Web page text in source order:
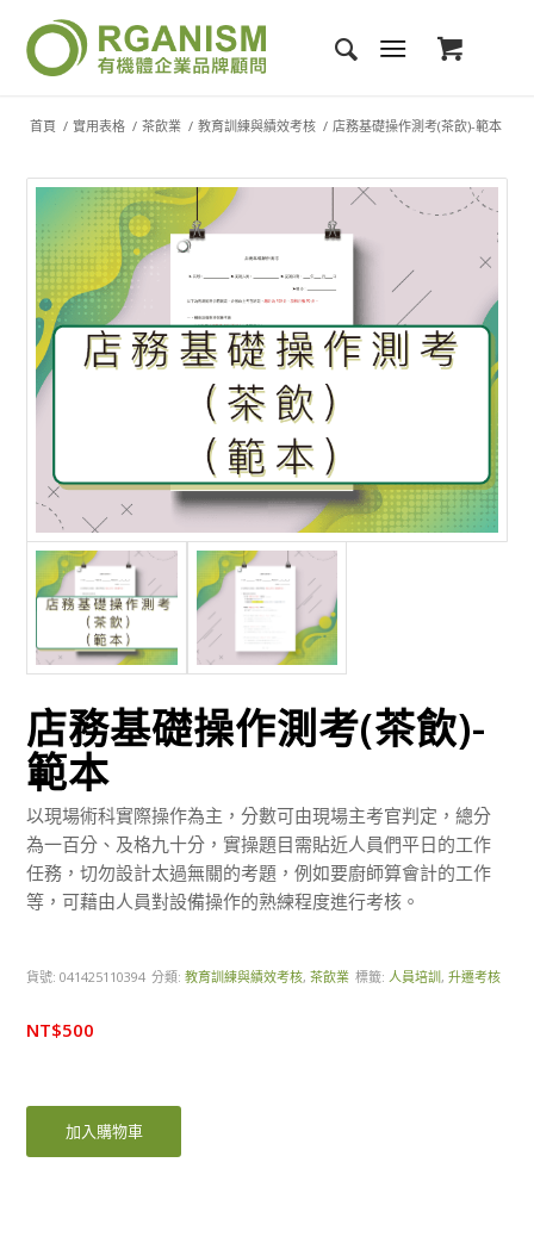
首頁 / 實用表格 / 茶飲業 / 教育訓練與績效考核 / 店務基礎操作測考(茶飲)-範本
店務基礎操作測考(茶飲)-
範本
以現場術科實際操作為主，分數可由現場主考官判定，總分
為一百分、及格九十分，實操題目需貼近人員們平日的工作
任務，切勿設計太過無關的考題，例如要廚師算會計的工作
等，可藉由人員對設備操作的熟練程度進行考核。
貨號: 041425110394 分類:教育訓練與績效考核,茶飲業 標籤: 人員培訓,升遷考核
NT$500
加入購物車